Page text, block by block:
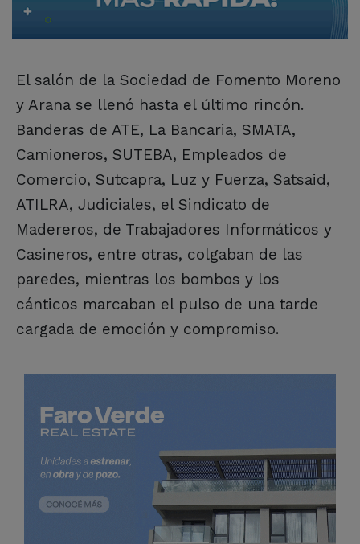
El salón de la Sociedad de Fomento Moreno
y Arana se llenó hasta el último rincón.
Banderas de ATE, La Bancaria, SMATA,
Camioneros, SUTEBA, Empleados de
Comercio, Sutcapra, Luz y Fuerza, Satsaid,
ATILRA, Judiciales, el Sindicato de
Madereros, de Trabajadores Informáticos y
Casineros, entre otras, colgaban de las
paredes, mientras los bombos y los
cánticos marcaban el pulso de una tarde
cargada de emoción y compromiso.